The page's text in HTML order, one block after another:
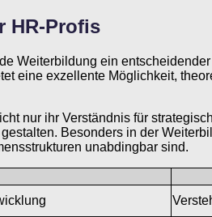
HR-Profis
Weiterbildung ein
eine exzellente Möglichkeit,
nur ihr Verständnis für
Besonders in der
unabdingbar sind.